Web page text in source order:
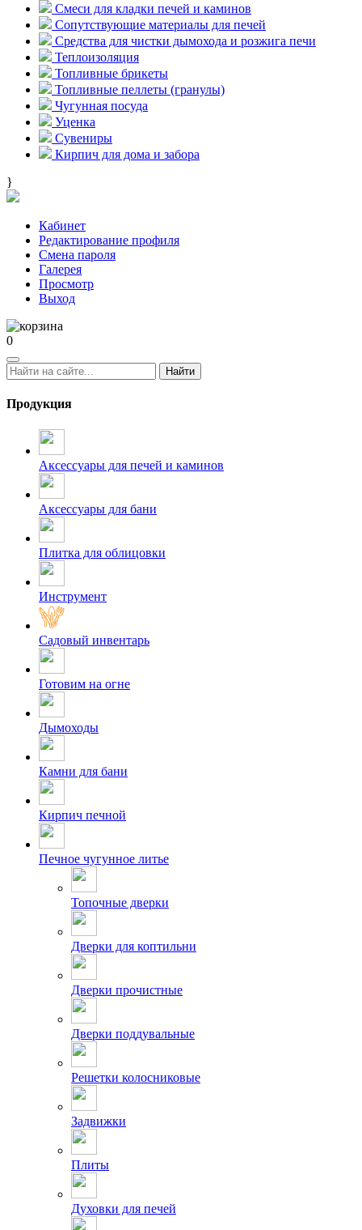
Смеси для кладки печей и каминов
Сопутствующие материалы для печей
Средства для чистки дымохода и розжига печи
Теплоизоляция
Топливные брикеты
Топливные пеллеты (гранулы)
Чугунная посуда
Уценка
Сувениры
Кирпич для дома и забора
}
Кабинет
Редактирование профиля
Смена пароля
Галерея
Просмотр
Выход
0
Найти
Продукция
Аксессуары для печей и каминов
Аксессуары для бани
Плитка для облицовки
Инструмент
Садовый инвентарь
Готовим на огне
Дымоходы
Камни для бани
Кирпич печной
Печное чугунное литье
Топочные дверки
Дверки для коптильни
Дверки прочистные
Дверки поддувальные
Решетки колосниковые
Задвижки
Плиты
Духовки для печей